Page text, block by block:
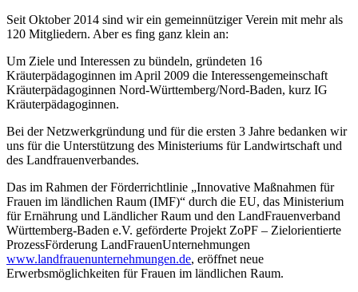
Seit Oktober 2014 sind wir ein gemeinnütziger Verein mit mehr als
120 Mitgliedern. Aber es fing ganz klein an:
Um Ziele und Interessen zu bündeln, gründeten 16
Kräuterpädagoginnen im April 2009 die Interessengemeinschaft
Kräuterpädagoginnen Nord-Württemberg/Nord-Baden, kurz IG
Kräuterpädagoginnen.
Bei der Netzwerkgründung und für die ersten 3 Jahre bedanken wir
uns für die Unterstützung des Ministeriums für Landwirtschaft und
des Landfrauenverbandes.
Das im Rahmen der Förderrichtlinie „Innovative Maßnahmen für
Frauen im ländlichen Raum (IMF)“ durch die EU, das Ministerium
für Ernährung und Ländlicher Raum und den LandFrauenverband
Württemberg-Baden e.V. geförderte Projekt ZoPF – Zielorientierte
ProzessFörderung LandFrauenUnternehmungen
www.landfrauenunternehmungen.de, eröffnet neue
Erwerbsmöglichkeiten für Frauen im ländlichen Raum.